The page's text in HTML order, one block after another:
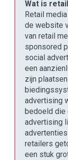
Wat is
Retail
de website
van retail
sponsored
social
een
zijn
advertising
bedoeld die
advertising
retailers
een stuk